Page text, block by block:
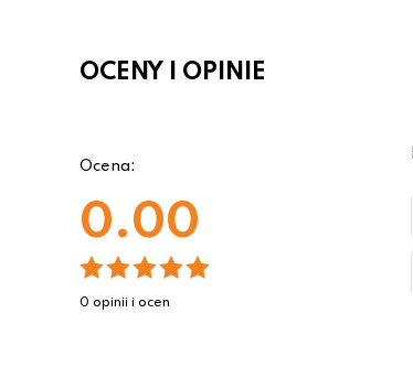
OCENY I OPINIE
Ocena:
0.00
0 opinii i ocen